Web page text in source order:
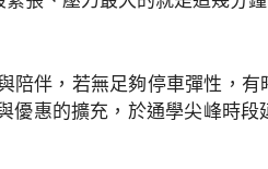
伴，若無足夠停車彈性，
惠的擴充，於通學尖峰時